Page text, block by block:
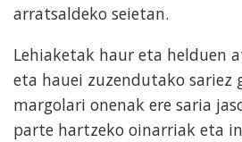
arratsaldeko seietan.
Lehiaketak haur eta helduen
eta hauei zuzendutako sariez
margolari onenak ere saria
parte hartzeko oinarriak eta